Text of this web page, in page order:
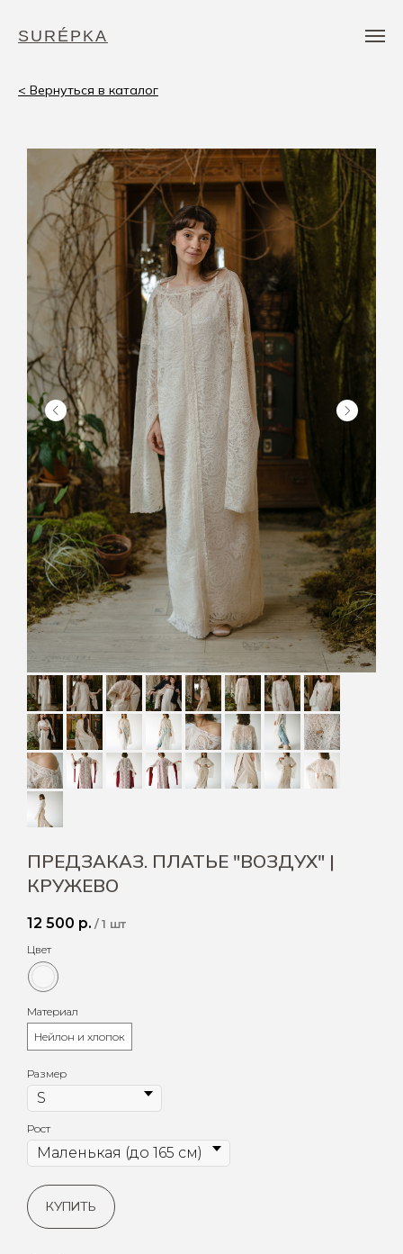
SURÉPKA
< Вернуться в каталог
ПРЕДЗАКАЗ. ПЛАТЬЕ "ВОЗДУХ" |
КРУЖЕВО
12 500 р. / 1 шт
Цвет
Материал
Нейлон и хлопок
Размер
Рост
КУПИТЬ